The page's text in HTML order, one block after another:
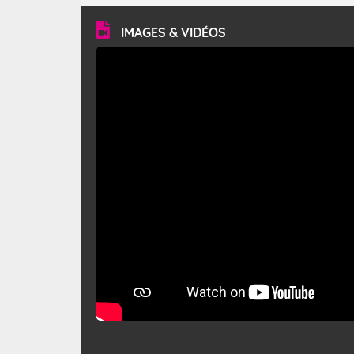
vitesse moyenne de 50 km/h et atteindre 80 à 100 km/h
en rafales, parfois davantage. Il parcourt la basse vallée
du Rhône et la Provence et envahit le littoral
méditerranéen à partir de la Camargue.
IMAGES & VIDÉOS